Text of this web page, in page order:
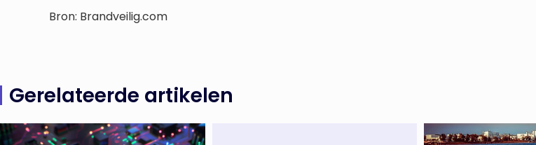
Bron: Brandveilig.com
Gerelateerde artikelen